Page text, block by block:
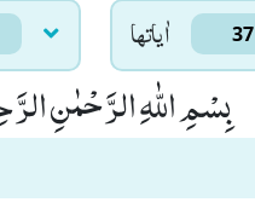
اٰياتها 37
بِسْمِ اللّٰهِ الرَّحْمٰنِ